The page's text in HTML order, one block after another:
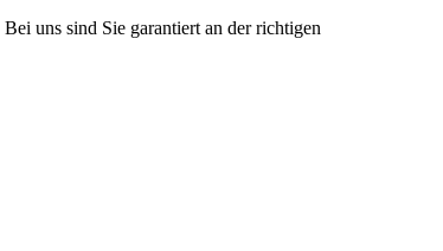
uns sind Sie garantiert an der richtigen